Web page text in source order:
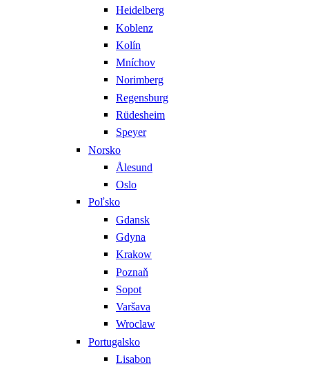
Heidelberg
Koblenz
Kolín
Mníchov
Norimberg
Regensburg
Rüdesheim
Speyer
Norsko
Ålesund
Oslo
Poľsko
Gdansk
Gdyna
Krakow
Poznaň
Sopot
Varšava
Wroclaw
Portugalsko
Lisabon